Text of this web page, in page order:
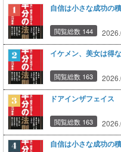
自信は小さな成功の
閲覧総数 144
イケメン、美女は得
閲覧総数 163
ドアインザフェイス
閲覧総数 163
自信は小さな成功の